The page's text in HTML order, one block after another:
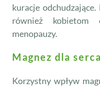
kuracje
również
menopauzy.
Magnez dla serca
Korzystny wpływ